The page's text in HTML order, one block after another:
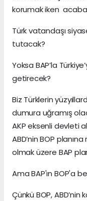
korumak iken acaba
Türk vatandaşı
tutacak?
Yoksa BAP’la
getirecek?
Biz Türklerin
dumura uğramış
AKP eksenli devleti
ABD’nin BOP
olmak üzere BAP
Ama BAP'ın BOP'a
Çünkü BOP, ABD’nin